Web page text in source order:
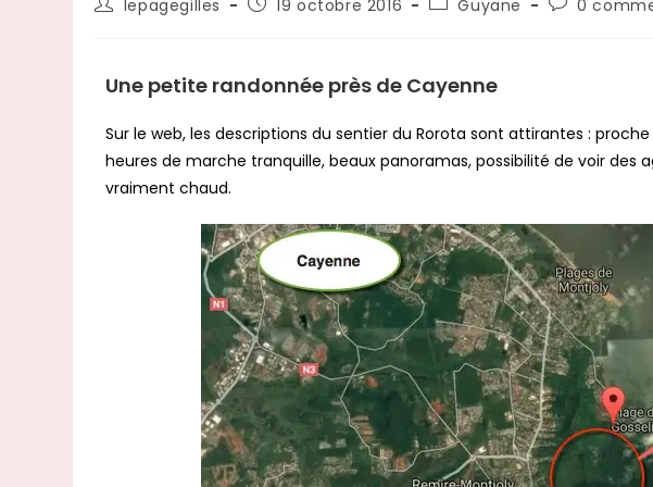
lepagegilles 19 octobre 2016 Guyane 0
Une petite randonnée près de Cayenne
Sur le web, les descriptions du sentier du Rorota sont attirantes :
heures de marche tranquille, beaux panoramas, possibilité de voir des
vraiment chaud.